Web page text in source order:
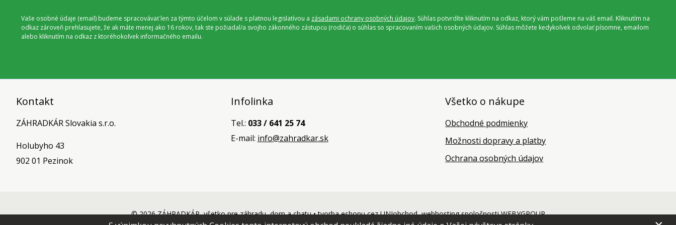
Vaše osobné údaje (email) budeme spracovávať len za týmto účelom v súlade s platnou legislatívou a zásadami ochrany osobných údajov. Súhlas potvrdíte kliknutím na odkaz, ktorý vám pošleme na váš email. Kliknutím na
odkaz zároveň prehlasujete, že ak máte menej ako 16 rokov, tak ste požiadal/a svojho zákonného zástupcu (rodiča) o súhlas so spracovaním vašich osobných údajov. Súhlas môžete kedykoľvek odvolať písomne, emailom
alebo kliknutím na odkaz z ktoréhokoľvek informačného emailu.
Kontakt
ZÁHRADKÁR Slovakia s.r.o.
Holubyho 43
902 01 Pezinok
Infolinka
Tel.: 033 / 641 25 74
E-mail: info@zahradkar.sk
Všetko o nákupe
Obchodné podmienky
Možnosti dopravy a platby
Ochrana osobných údajov
© 2026 ZÁHRADKÁR, všetko pre záhradu, dom a chatu •tvorba eshopu cez UNIobchod,webhostingspoločnostiWEBYGROUP